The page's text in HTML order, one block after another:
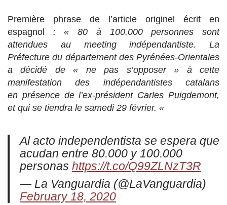
Première phrase de l’article originel écrit en
espagnol : « 80 à 100.000 personnes sont
attendues au meeting indépendantiste. La
Préfecture du département des Pyrénées-Orientales
a décidé de « ne pas s’opposer » à cette
manifestation des indépendantistes catalans
en présence de l’ex-président Carles Puigdemont,
et qui se tiendra le samedi 29 février. «
Al acto independentista se espera que
acudan entre 80.000 y 100.000
personas https://t.co/Q99ZLNzT3R
— La Vanguardia (@LaVanguardia)
February 18, 2020